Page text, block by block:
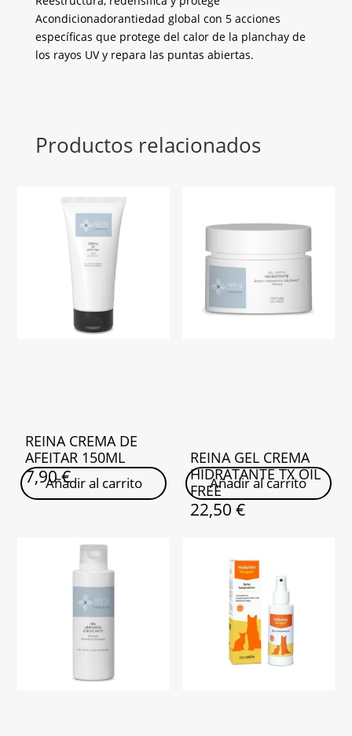
Acondicionadorantiedad global con 5 acciones
específicas que protege del calor de la planchay de
los rayos UV y repara las puntas abiertas.
Productos relacionados
REINA CREMA DE
AFEITAR 150ML
7,90€
Añadir al carrito
REINA GEL CREMA
HIDRATANTE TX OIL
FREE
22,50€
Añadir al carrito